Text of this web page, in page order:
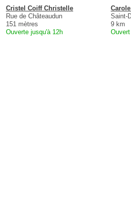
Cristel Coiff Christelle
Rue de Châteaudun
151 mètres
Ouverte jusqu'à 12h
Saint-
9 km